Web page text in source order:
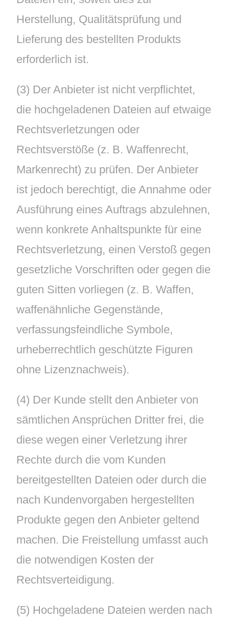
Herstellung, Qualitätsprüfung und
Lieferung des bestellten Produkts
erforderlich ist.
(3) Der Anbieter ist nicht verpflichtet,
die hochgeladenen Dateien auf etwaige
Rechtsverletzungen oder
Rechtsverstöße (z. B. Waffenrecht,
Markenrecht) zu prüfen. Der Anbieter
ist jedoch berechtigt, die Annahme oder
Ausführung eines Auftrags abzulehnen,
wenn konkrete Anhaltspunkte für eine
Rechtsverletzung, einen Verstoß gegen
gesetzliche Vorschriften oder gegen die
guten Sitten vorliegen (z. B. Waffen,
waffenähnliche Gegenstände,
verfassungsfeindliche Symbole,
urheberrechtlich geschützte Figuren
ohne Lizenznachweis).
(4) Der Kunde stellt den Anbieter von
sämtlichen Ansprüchen Dritter frei, die
diese wegen einer Verletzung ihrer
Rechte durch die vom Kunden
bereitgestellten Dateien oder durch die
nach Kundenvorgaben hergestellten
Produkte gegen den Anbieter geltend
machen. Die Freistellung umfasst auch
die notwendigen Kosten der
Rechtsverteidigung.
(5) Hochgeladene Dateien werden nach